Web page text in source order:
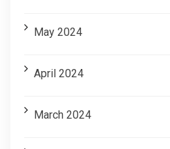
May 2024
April 2024
March 2024